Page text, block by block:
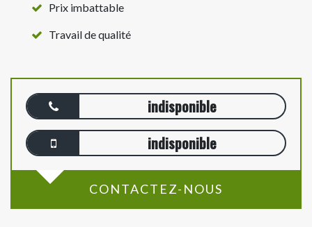
Prix imbattable
Travail de qualité
indisponible
indisponible
CONTACTEZ-NOUS